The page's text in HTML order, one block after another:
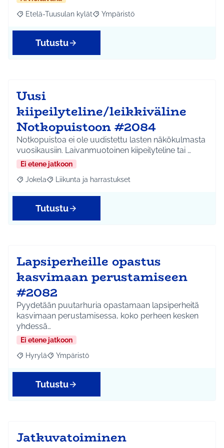
Rajaa tulokset aihepiirin mukaan: Etelä-Tuusulan kylät
Etelä-Tuusulan kylät Rajaa tulokset teeman mukaan:
Ympäristö
Tutustu
Uusi
kiipeilyteline/leikkiväline
Notkopuistoon #2084
Notkopuistoa ei ole uudistettu lasten näkökulmasta
vuosikausiin. Laivanmuotoinen kiipeilyteline tai …
Ei etene jatkoon
Rajaa tulokset aihepiirin mukaan: Jokela
Jokela Rajaa tulokset teeman mukaan: Liikunta ja
Liikunta ja harrastukset
Tutustu
Lapsiperheille opastus
kasvimaan perustamiseen
#2082
Pyydetään puutarhuria opastamaan lapsiperheitä
kasvimaan perustamisessa, koko perheen kesken
yhdessä…
Ei etene jatkoon
Rajaa tulokset aihepiirin mukaan: Hyrylä
Hyrylä Rajaa tulokset teeman mukaan: Ympäristö
Ympäristö
Tutustu
Jatkuvatoiminen